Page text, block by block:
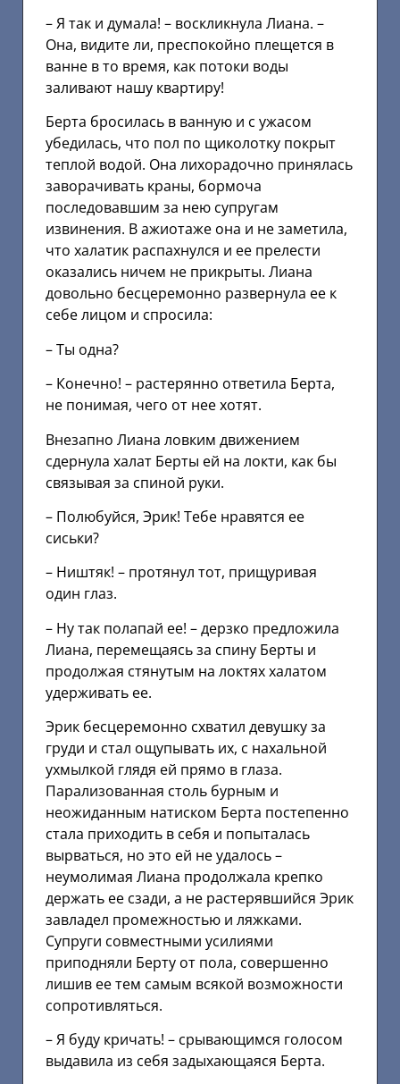
– Я так и думала! – воскликнула Лиана. –
Она, видите ли, преспокойно плещется в
ванне в то время, как потоки воды
заливают нашу квартиру!
Берта бросилась в ванную и с ужасом
убедилась, что пол по щиколотку покрыт
теплой водой. Она лихорадочно принялась
заворачивать краны, бормоча
последовавшим за нею супругам
извинения. В ажиотаже она и не заметила,
что халатик распахнулся и ее прелести
оказались ничем не прикрыты. Лиана
довольно бесцеремонно развернула ее к
себе лицом и спросила:
– Ты одна?
– Конечно! – растерянно ответила Берта,
не понимая, чего от нее хотят.
Внезапно Лиана ловким движением
сдернула халат Берты ей на локти, как бы
связывая за спиной руки.
– Полюбуйся, Эрик! Тебе нравятся ее
сиськи?
– Hиштяк! – протянул тот, прищуривая
один глаз.
– Hу так полапай ее! – дерзко предложила
Лиана, перемещаясь за спину Берты и
продолжая стянутым на локтях халатом
удерживать ее.
Эрик бесцеремонно схватил девушку за
груди и стал ощупывать их, с нахальной
ухмылкой глядя ей прямо в глаза.
Парализованная столь бурным и
неожиданным натиском Берта постепенно
стала приходить в себя и попыталась
вырваться, но это ей не удалось –
неумолимая Лиана продолжала крепко
держать ее сзади, а не растерявшийся Эрик
завладел промежностью и ляжками.
Супруги совместными усилиями
приподняли Берту от пола, совершенно
лишив ее тем самым всякой возможности
сопротивляться.
– Я буду кричать! – срывающимся голосом
выдавила из себя задыхающаяся Берта.